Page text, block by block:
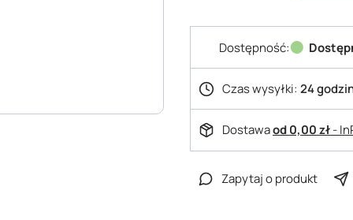
Dostępność:
Czas wysyłki: 24
Dostawaod 0,00 zł-
Zapytaj o produkt